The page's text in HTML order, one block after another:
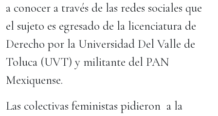
a conocer a través de las redes sociales que
el sujeto es egresado de la licenciatura de
Derecho por la Universidad Del Valle de
Toluca (UVT) y militante del PAN
Mexiquense.
Las colectivas feministas pidieron a la